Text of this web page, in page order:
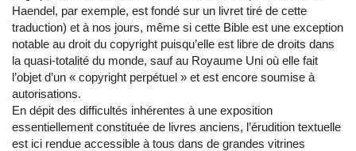
Haendel, par exemple, est fondé sur un livret tiré de cette
traduction) et à nos jours, même si cette Bible est une exception
notable au droit du copyright puisqu’elle est libre de droits dans
la quasi-totalité du monde, sauf au Royaume Uni où elle fait
l’objet d’un « copyright perpétuel » et est encore soumise à
autorisations.
En dépit des difficultés inhérentes à une exposition
essentiellement constituée de livres anciens, l’érudition textuelle
est ici rendue accessible à tous dans de grandes vitrines